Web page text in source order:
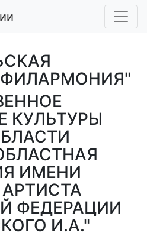
КУЛЬТУРЫ
ИМЕНИ
ФЕДЕРАЦИИ
И.А."